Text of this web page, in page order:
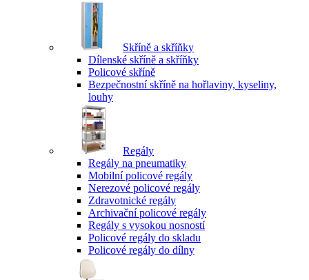
Skříně a skříňky
Dílenské skříně a skříňky
Policové skříně
Bezpečnostní skříně na hořlaviny, kyseliny,
louhy
Regály
Regály na pneumatiky
Mobilní policové regály
Nerezové policové regály
Zdravotnické regály
Archivační policové regály
Regály s vysokou nosností
Policové regály do skladu
Policové regály do dílny